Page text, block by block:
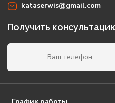
kataserwis@gmail.com
Получить